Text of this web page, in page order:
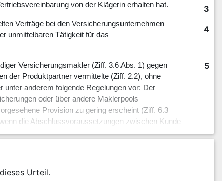
3
von der Klägerin erhalten hat.
4
Verträge bei den Versicherungsunternehmen
unmittelbaren Tätigkeit für das
5
Versicherungsmakler (Ziff. 3.6 Abs. 1) gegen
der Produktpartner vermittelte (Ziff. 2.2), ohne
unter anderem folgende Regelungen vor: Der
oder über andere Maklerpools
Provision zu gering erscheint (Ziff. 6.3
die Abschlussvoraussetzungen zwischen Kunde
störanfällig ist (Ziff. 5 Sätze 2 und 3). Die Vergütung
7.4 Satz 1), vom Vertrag zurücktritt oder seine
Klägerin hat einen Anspruch auf Rückzahlung der
Urteil.